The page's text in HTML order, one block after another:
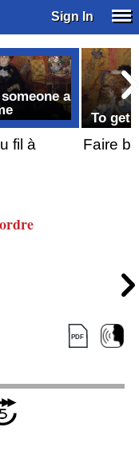
Sign In
a
fil à
To get
Faire